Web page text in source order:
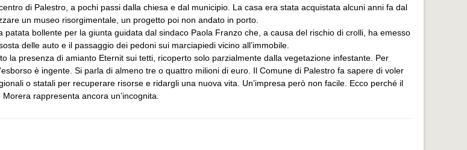
di Palestro, a pochi passi dalla chiesa e dal municipio. La casa era stata acquistata alcuni anni fa dal
un museo risorgimentale, un progetto poi non andato in porto.
patata bollente per la giunta guidata dal sindaco Paola Franzo che, a causa del rischio di crolli, ha emesso
delle auto e il passaggio dei pedoni sui marciapiedi vicino all’immobile.
la presenza di amianto Eternit sui tetti, ricoperto solo parzialmente dalla vegetazione infestante. Per
è ingente. Si parla di almeno tre o quattro milioni di euro. Il Comune di Palestro fa sapere di voler
o statali per recuperare risorse e ridargli una nuova vita. Un’impresa però non facile. Ecco perché il
rappresenta ancora un’incognita.